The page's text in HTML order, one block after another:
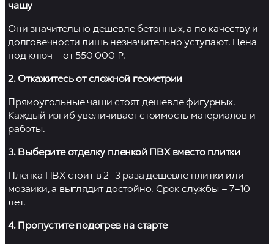
чашу
Они значительно дешевле бетонных, а по качеству и
долговечности лишь незначительно уступают. Цена
под ключ – от 550 000 ₽.
2. Откажитесь от сложной геометрии
Прямоугольные чаши стоят дешевле фигурных.
Каждый изгиб увеличивает стоимость материалов и
работы.
3. Выберите отделку пленкой ПВХ вместо плитки
Пленка ПВХ стоит в 2–3 раза дешевле плитки или
мозаики, а выглядит достойно. Срок службы – 7–10
лет.
4. Пропустите подогрев на старте